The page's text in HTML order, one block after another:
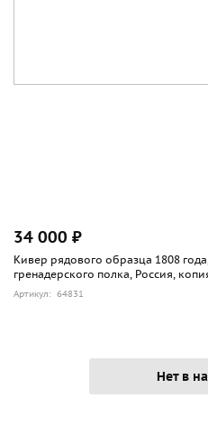
34 000 ₽
Кивер рядового образца 1808
гренадерского полка, Россия,
Артикул: 64831
Нет в